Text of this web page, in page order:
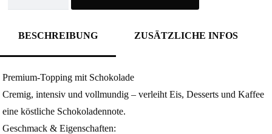
BESCHREIBUNG ZUSÄTZLICHE INFOS
Premium-Topping mit Schokolade
Cremig, intensiv und vollmundig – verleiht Eis, Desserts und Kaffee
eine köstliche Schokoladennote.
Geschmack & Eigenschaften: